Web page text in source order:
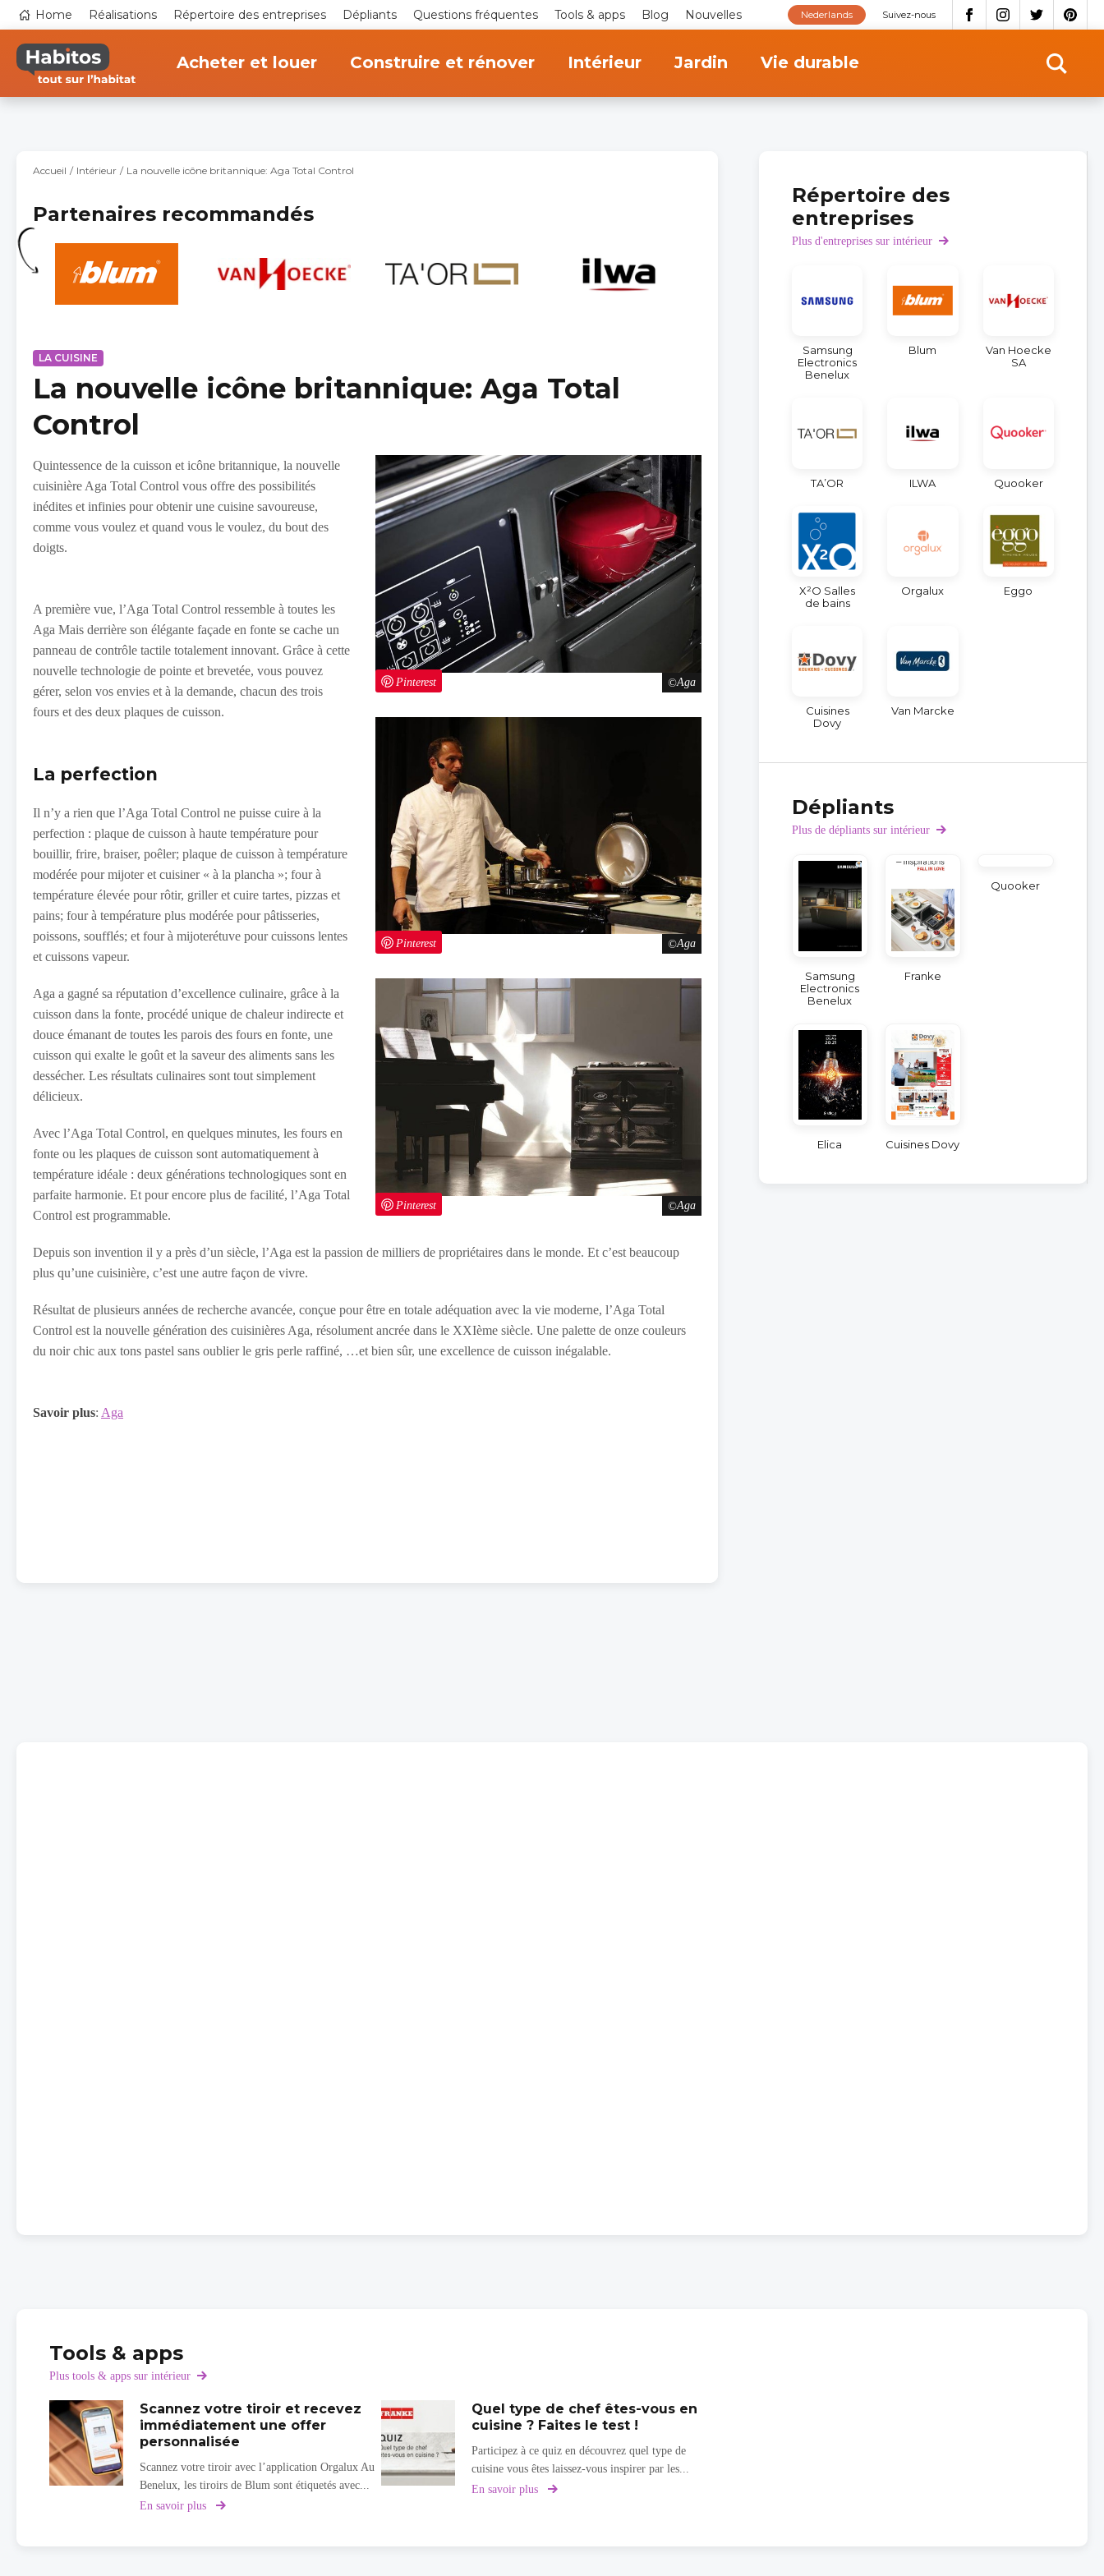
contenu
principal
Top
navigation
Home Réalisations Répertoire des entreprises Dépliants Questions fréquentes Tools & apps Blog Nouvelles Suivez-nous
Nederlands
Acheter et louer Construire et rénover Intérieur Jardin Vie durable
Accueil Intérieur La nouvelle icône britannique: Aga Total Control
Partenaires recommandés
LA CUISINE
La nouvelle icône britannique: Aga Total
Control
Aga
Pinterest
Aga
Pinterest
Aga
Pinterest
Quintessence de la cuisson et icône britannique, la nouvelle
cuisinière Aga Total Control vous offre des possibilités
inédites et infinies pour obtenir une cuisine savoureuse,
comme vous voulez et quand vous le voulez, du bout des
doigts.
A première vue, l’Aga Total Control ressemble à toutes les
Aga Mais derrière son élégante façade en fonte se cache un
panneau de contrôle tactile totalement innovant. Grâce à cette
nouvelle technologie de pointe et brevetée, vous pouvez
gérer, selon vos envies et à la demande, chacun des trois
fours et des deux plaques de cuisson.
La perfection
Il n’y a rien que l’Aga Total Control ne puisse cuire à la
perfection : plaque de cuisson à haute température pour
bouillir, frire, braiser, poêler; plaque de cuisson à température
modérée pour mijoter et cuisiner « à la plancha »; four à
température élevée pour rôtir, griller et cuire tartes, pizzas et
pains; four à température plus modérée pour pâtisseries,
poissons, soufflés; et four à mijoterétuve pour cuissons lentes
et cuissons vapeur.
Aga a gagné sa réputation d’excellence culinaire, grâce à la
cuisson dans la fonte, procédé unique de chaleur indirecte et
douce émanant de toutes les parois des fours en fonte, une
cuisson qui exalte le goût et la saveur des aliments sans les
dessécher. Les résultats culinaires sont tout simplement
délicieux.
Avec l’Aga Total Control, en quelques minutes, les fours en
fonte ou les plaques de cuisson sont automatiquement à
température idéale : deux générations technologiques sont en
parfaite harmonie. Et pour encore plus de facilité, l’Aga Total
Control est programmable.
Depuis son invention il y a près d’un siècle, l’Aga est la passion de milliers de propriétaires dans le monde. Et c’est beaucoup
plus qu’une cuisinière, c’est une autre façon de vivre.
Résultat de plusieurs années de recherche avancée, conçue pour être en totale adéquation avec la vie moderne, l’Aga Total
Control est la nouvelle génération des cuisinières Aga, résolument ancrée dans le XXIème siècle. Une palette de onze couleurs
du noir chic aux tons pastel sans oublier le gris perle raffiné, …et bien sûr, une excellence de cuisson inégalable.
Savoir plus: Aga
Répertoire des
entreprises
Plus d'entreprises sur intérieur
Samsung
Electronics
Benelux
Blum
Van Hoecke
SA
TA’OR ILWA Quooker
X²O Salles
de bains
Orgalux Eggo
Cuisines
Dovy
Van Marcke
Dépliants
Plus de dépliants sur intérieur
Samsung
Electronics
Benelux
Franke
Quooker
Elica Cuisines Dovy
Tools & apps
Plus tools & apps sur intérieur
Scannez votre tiroir et recevez
immédiatement une offer
personnalisée
Scannez votre tiroir avec l’application Orgalux Au
Benelux, les tiroirs de Blum sont étiquetés avec...
En savoir plus
sur
Quel type de chef êtes-vous en
cuisine ? Faites le test !
Participez à ce quiz en découvrez quel type de
cuisine vous êtes laissez-vous inspirer par les...
En savoir plus
sur